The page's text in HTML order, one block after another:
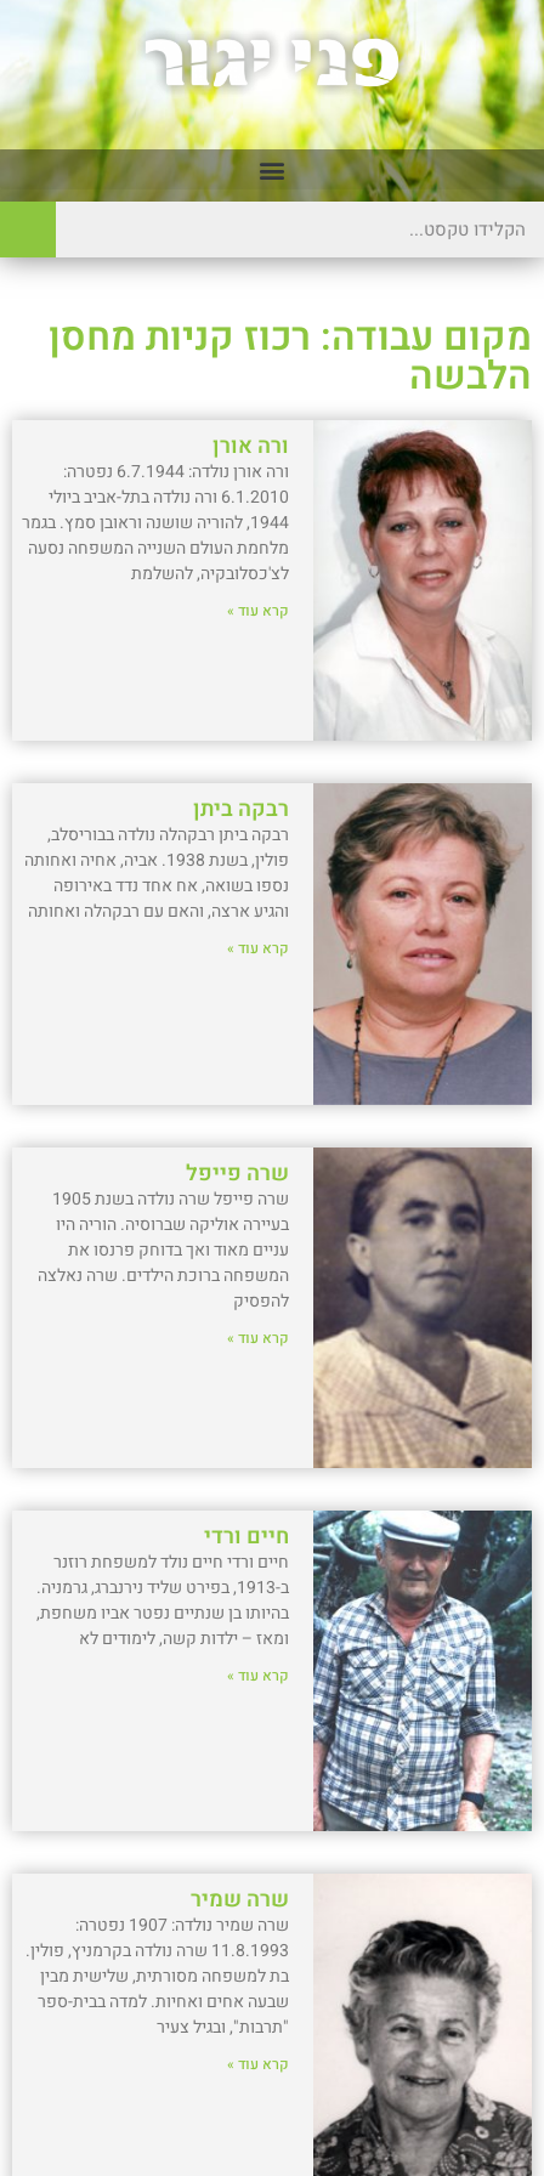
מקום עבודה: רכוז קניות מחסן
הלבשה
ורה אורן
ורה אורן נולדה: 6.7.1944 נפטרה:
6.1.2010 ורה נולדה בתל-אביב ביולי
1944, להוריה שושנה וראובן סמץ. בגמר
מלחמת העולם השנייה המשפחה נסעה
לצ'כסלובקיה, להשלמת
קרא עוד »
רבקה ביתן
רבקה ביתן רבקהלה נולדה בבוריסלב,
פולין, בשנת 1938. אביה, אחיה ואחותה
נספו בשואה, אח אחד נדד באירופה
והגיע ארצה, והאם עם רבקהלה ואחותה
קרא עוד »
שרה פייפל
שרה פייפל שרה נולדה בשנת 1905
בעיירה אוליקה שברוסיה. הוריה היו
עניים מאוד ואך בדוחק פרנסו את
המשפחה ברוכת הילדים. שרה נאלצה
להפסיק
קרא עוד »
חיים ורדי
חיים ורדי חיים נולד למשפחת רוזנר
ב-1913, בפירט שליד נירנברג, גרמניה.
בהיותו בן שנתיים נפטר אביו משחפת,
ומאז – ילדות קשה, לימודים לא
קרא עוד »
שרה שמיר
שרה שמיר נולדה: 1907 נפטרה:
11.8.1993 שרה נולדה בקרמניץ, פולין.
בת למשפחה מסורתית, שלישית מבין
שבעה אחים ואחיות. למדה בבית-ספר
"תרבות", ובגיל צעיר
קרא עוד »